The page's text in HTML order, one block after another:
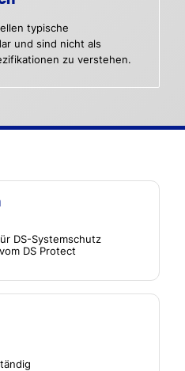
typische
und sind nicht als
zu verstehen.
DS-Systemschutz
DS Protect